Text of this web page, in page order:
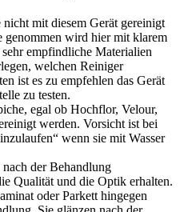
mit diesem Gerät gereinigt
wird hier mit klarem
empfindliche Materialien
welchen Reiniger
ist es zu empfehlen das Gerät
zu testen.
egal ob Hochflor, Velour,
werden. Vorsicht ist bei
wenn sie mit Wasser
der Behandlung
Qualität und die Optik erhalten.
oder Parkett hingegen